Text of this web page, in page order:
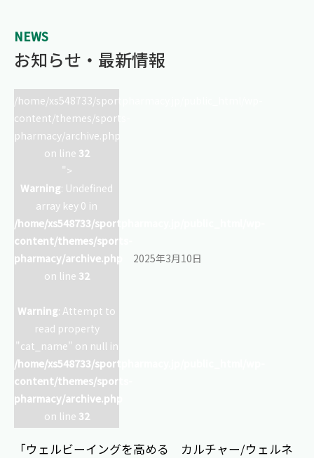
NEWS
お知らせ・最新情報
/home/xs548733/sportpharmacy.jp/public_html/wp-
content/themes/sports-
pharmacy/archive.php
on line 32
">
Warning: Undefined
array key 0 in
/home/xs548733/sportpharmacy.jp/public_html/wp-
content/themes/sports-
pharmacy/archive.php
on line 32
Warning: Attempt to
read property
"cat_name" on null in
/home/xs548733/sportpharmacy.jp/public_html/wp-
content/themes/sports-
pharmacy/archive.php
on line 32
2025年3月10日
「ウェルビーイングを高める カルチャー/ウェルネ